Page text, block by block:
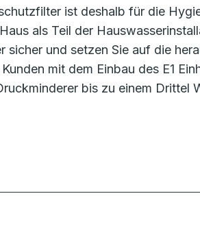
ist deshalb für die
als Teil der
sicher und setzen Sie auf die
mit dem Einbau des E1
bis zu einem Drittel